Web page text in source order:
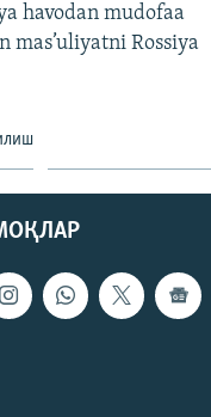
havodan mudofaa
Rossiya